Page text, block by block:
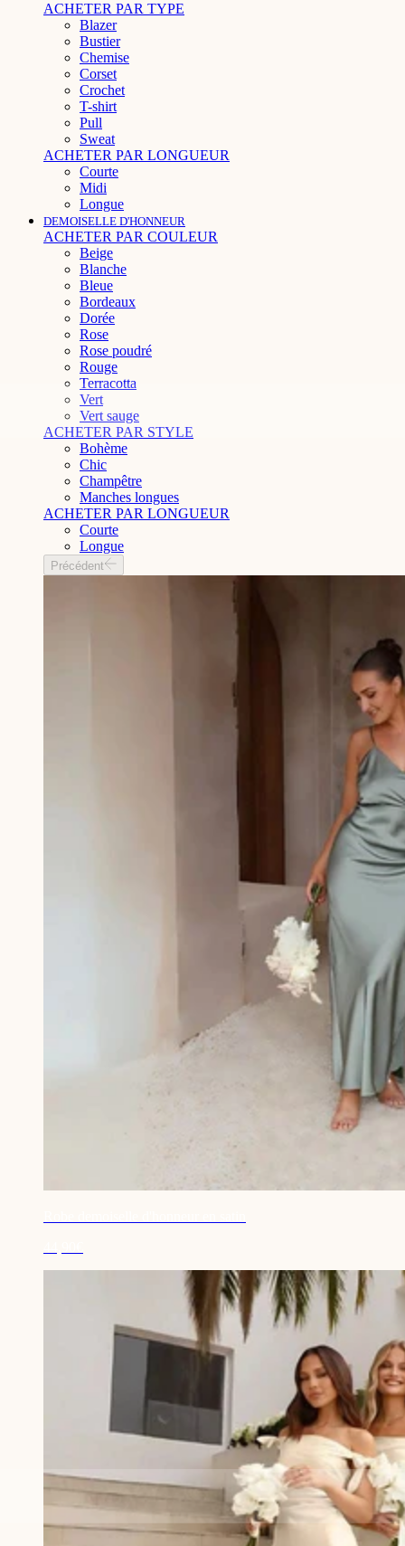
ACHETER PAR TYPE
Blazer
Bustier
Chemise
Corset
Crochet
T-shirt
Pull
Sweat
ACHETER PAR LONGUEUR
Courte
Midi
Longue
DEMOISELLE D'HONNEUR
ACHETER PAR COULEUR
Beige
Blanche
Bleue
Bordeaux
Dorée
Rose
Rose poudré
Rouge
Terracotta
Vert
Vert sauge
ACHETER PAR STYLE
Bohème
Chic
Champêtre
Manches longues
ACHETER PAR LONGUEUR
Courte
Longue
Précédent